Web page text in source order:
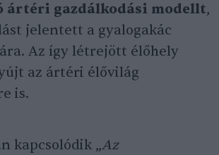
gazdálkodási modellt,
jelentett a gyalogakác
Az így létrejött élőhely
az ártéri élővilág
is.
kapcsolódik „Az